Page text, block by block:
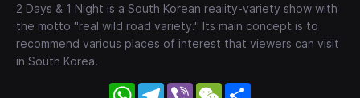
2 Days & 1 Night is a South Korean reality-variety show with
the motto "real wild road variety." Its main concept is to
recommend various places of interest that viewers can visit
in South Korea.
WhatsApp
Telegram
Viber WeChat